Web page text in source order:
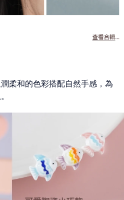
柔和的色彩搭配自然手感，為